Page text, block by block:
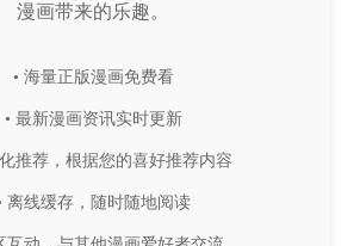
漫画带来的乐趣。
• 海量正版漫画免费看
• 最新漫画资讯实时更新
推荐，根据您的喜好推荐内容
离线缓存，随时随地阅读